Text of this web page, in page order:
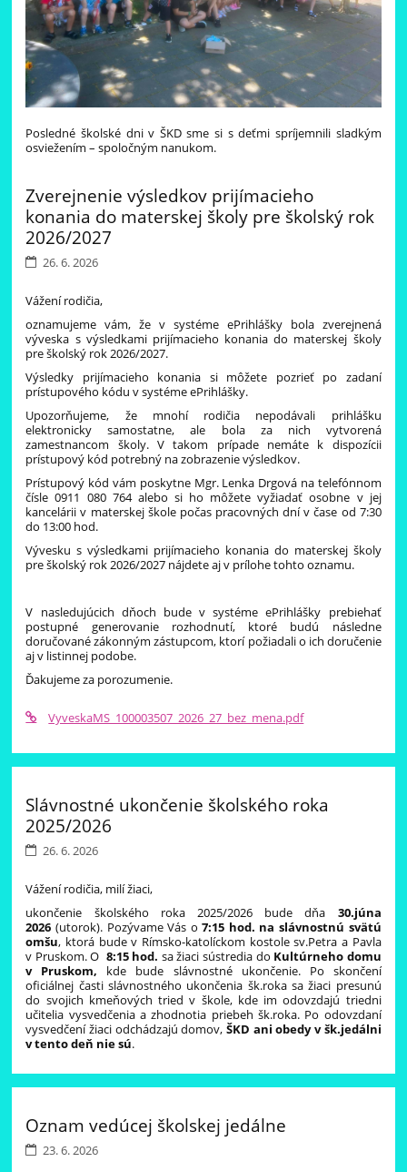
Posledné školské dni v ŠKD sme si s deťmi spríjemnili sladkým
osviežením – spoločným nanukom.
plné oddychu, radosti a nezabudnuteľných zážitkov. Tešíme sa
na vás opäť v septembri!
Vaše vychovávteľky z ŠKD
Zverejnenie výsledkov prijímacieho
konania do materskej školy pre školský rok
2026/2027
26. 6. 2026
Vážení rodičia,
oznamujeme vám, že v systéme ePrihlášky bola zverejnená
výveska s výsledkami prijímacieho konania do materskej školy
pre školský rok 2026/2027.
Výsledky prijímacieho konania si môžete pozrieť po zadaní
prístupového kódu v systéme ePrihlášky.
Upozorňujeme, že mnohí rodičia nepodávali prihlášku
elektronicky samostatne, ale bola za nich vytvorená
zamestnancom školy. V takom prípade nemáte k dispozícii
prístupový kód potrebný na zobrazenie výsledkov.
Prístupový kód vám poskytne Mgr. Lenka Drgová na telefónnom
čísle 0911 080 764 alebo si ho môžete vyžiadať osobne v jej
kancelárii v materskej škole počas pracovných dní v čase od 7:30
do 13:00 hod.
Vývesku s výsledkami prijímacieho konania do materskej školy
pre školský rok 2026/2027 nájdete aj v prílohe tohto oznamu.
V nasledujúcich dňoch bude v systéme ePrihlášky prebiehať
postupné generovanie rozhodnutí, ktoré budú následne
doručované zákonným zástupcom, ktorí požiadali o ich doručenie
aj v listinnej podobe.
Ďakujeme za porozumenie.
VyveskaMS_100003507_2026_27_bez_mena.pdf
Slávnostné ukončenie školského roka
2025/2026
26. 6. 2026
Vážení rodičia, milí žiaci,
ukončenie školského roka 2025/2026 bude dňa 30.júna
2026 (utorok). Pozývame Vás o7:15 hod. na slávnostnú svätú
omšu, ktorá bude v Rímsko-katolíckom kostole sv.Petra a Pavla
v Pruskom. O 8:15 hod. sa žiaci sústredia do Kultúrneho domu
v Pruskom, kde bude slávnostné ukončenie. Po skončení
oficiálnej časti slávnostného ukončenia šk.roka sa žiaci presunú
do svojich kmeňových tried v škole, kde im odovzdajú triedni
učitelia vysvedčenia a zhodnotia priebeh šk.roka. Po odovzdaní
vysvedčení žiaci odchádzajú domov, ŠKD ani obedy v šk.jedálni
v tento deň nie sú.
Oznam vedúcej školskej jedálne
23. 6. 2026